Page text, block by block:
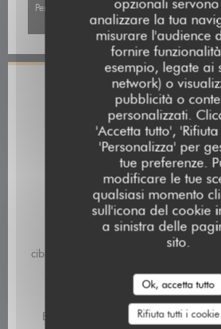
opzionali
analizzare la tua
misurare l'audience
fornire
esempio, legate ai
network) o
pubblicità o
personalizzati.
'Accetta tutto',
'Personalizza' per
tue preferenze.
modificare le tue
qualsiasi momento
sull'icona del cookie
a sinistra delle
sito.
Ok, accetta tutto
Rifiuta tutti i cookie
Per visualizzare la mappa interattiva Waze,
Waze Map (Google). Questi cookie
navigazione e localizzazione.
Informazioni
Cucina
Fresco, Fatto in
Tipologia
Restaurant
Servizi
cibo da asporto, Aria condizionata,
Metodo di
Pagamento mobile, Contactless
Eurocard / Mastercard, Titoli